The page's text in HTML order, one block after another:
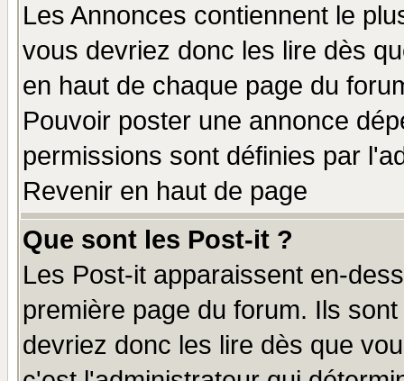
Les Annonces contiennent le
vous devriez donc les lire dès
en haut de chaque page du
Pouvoir poster une annonce
permissions sont définies par
Revenir en haut de page
Que sont les Post-it ?
Les Post-it apparaissent en-
première page du forum. Ils
devriez donc les lire dès que